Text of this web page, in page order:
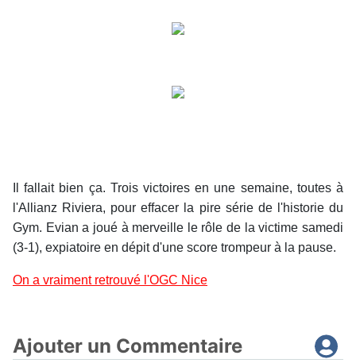
Il fallait bien ça. Trois victoires en une semaine, toutes à
l'Allianz Riviera, pour effacer la pire série de l'historie du
Gym. Evian a joué à merveille le rôle de la victime samedi
(3-1), expiatoire en dépit d'une score trompeur à la pause.
On a vraiment retrouvé l'OGC Nice
Ajouter un Commentaire